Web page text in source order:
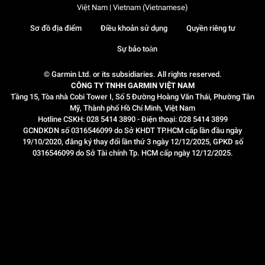
© Garmin Ltd. or its subsidiaries. All rights reserved.
CÔNG TY TNHH GARMIN VIỆT NAM
Tầng 15, Tòa nhà Cobi Tower I, Số 5 Đường Hoàng Văn Thái, Phường Tân
Mỹ, Thành phố Hồ Chí Minh, Việt Nam
Hotline CSKH: 028 5414 3890 - Điện thoại: 028 5414 3899
GCNDKDN số 0316546099 do Sở KHDT TP.HCM cấp lần đầu ngày
19/10/2020, đăng ký thay đổi lần thứ 3 ngày 12/12/2025, GPKD số
0316546099 do Sở Tài chính Tp. HCM cấp ngày 12/12/2025.
Sơ đồ địa điểm Điều khoản sử dụng Quyền riêng tư
Sự bảo toàn
Việt Nam | Vietnam (Vietnamese)